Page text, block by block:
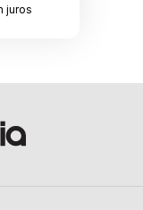
juros